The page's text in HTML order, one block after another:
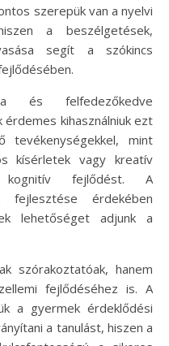
szerepük van a nyelvi
a beszélgetések,
segít a szókincs
és felfedezőkedve
kihasználniuk ezt
tevékenységekkel, mint
kísérletek vagy kreatív
fejlődést. A
fejlesztése érdekében
lehetőséget adjunk a
szórakoztatóak, hanem
fejlődéséhez is. A
a gyermek érdeklődési
a tanulást, hiszen a